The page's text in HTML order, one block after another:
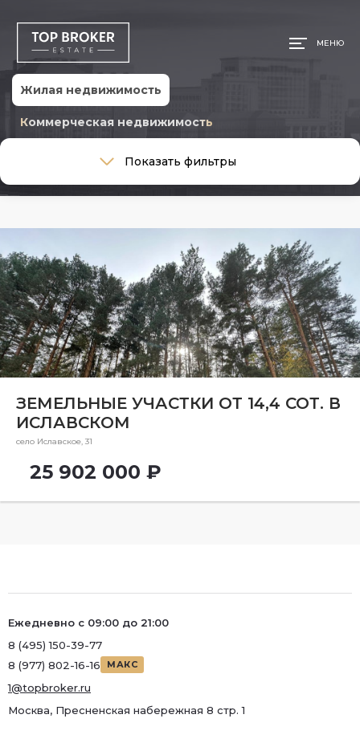
МЕНЮ
Жилая недвижимость
Коммерческая недвижимость
Тип сделки
Общая площадь, м
Ремонт
Ремонт
Район
Район
Метро
Показать фильтры
ЗЕМЕЛЬНЫЕ УЧАСТКИ ОТ 14,4 СОТ. В
ИСЛАВСКОМ
село Иславское, 31
25 902 000 ₽
Ежедневно с 09:00 до 21:00
8 (495) 150-39-77
8 (977) 802-16-16
МАКС
1@topbroker.ru
Москва, Пресненская набережная 8 стр. 1